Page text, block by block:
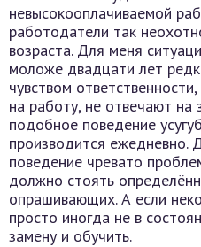
невысокооплачиваемой
работодатели так
возраста. Для меня
моложе двадцати лет
чувством
на работу, не отвечают на
подобное поведение
производится ежедневно.
поведение чревато
должно стоять
опрашивающих. А если
просто иногда не в
замену и обучить.